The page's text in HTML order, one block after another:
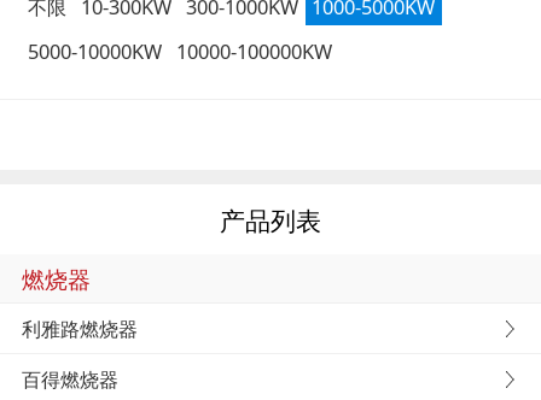
不限
10-300KW 300-1000KW 1000-5000KW
5000-10000KW 10000-100000KW
产品列表
燃烧器
利雅路燃烧器
百得燃烧器